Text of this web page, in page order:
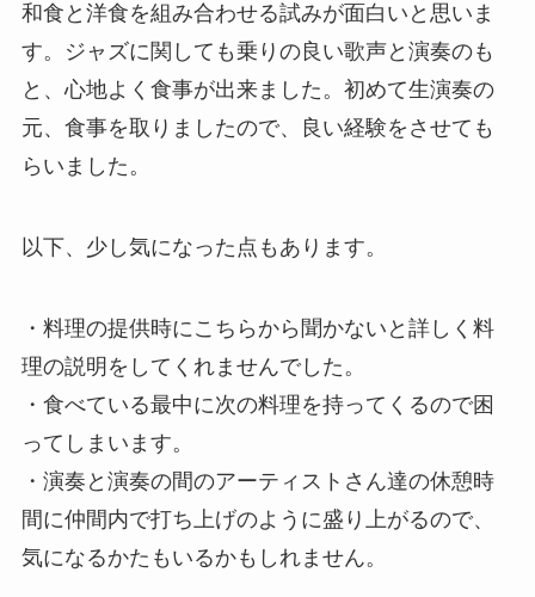
和食と洋食を組み合わせる試みが面白いと思いま
す。ジャズに関しても乗りの良い歌声と演奏のも
と、心地よく食事が出来ました。初めて生演奏の
元、食事を取りましたので、良い経験をさせても
らいました。
以下、少し気になった点もあります。
・料理の提供時にこちらから聞かないと詳しく料
理の説明をしてくれませんでした。
・食べている最中に次の料理を持ってくるので困
ってしまいます。
・演奏と演奏の間のアーティストさん達の休憩時
間に仲間内で打ち上げのように盛り上がるので、
気になるかたもいるかもしれません。